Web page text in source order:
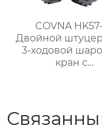
COVNA
Двойной
3-ходовой
кран с